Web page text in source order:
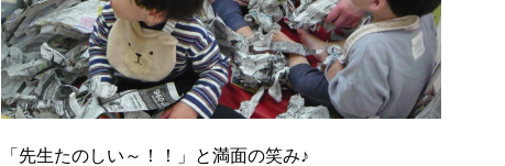
「先生たのしい～！！」と満面の笑み♪